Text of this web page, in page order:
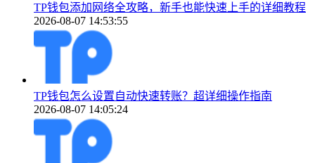
TP钱包添加网络全攻略，新手也能快速上手的详细教程
2026-08-07 14:53:55
TP钱包怎么设置自动快速转账？超详细操作指南
2026-08-07 14:05:24